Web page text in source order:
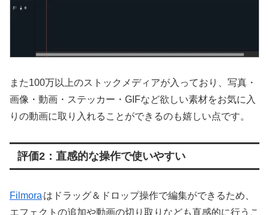
また100万以上のストックメディアが入っており、写真・
画像・動画・ステッカー・GIFなど欲しい素材をお気に入
りの動画に取り入れることができるのも嬉しい点です。
評価2：直感的な操作で使いやすい
Filmora はドラッグ＆ドロップ操作で編集ができるため、
エフェクトの追加や動画の切り取りなども直感的に行うこ